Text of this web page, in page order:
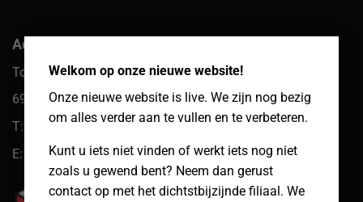
Welkom op onze nieuwe website!
Onze nieuwe website is live. We zijn nog bezig
om alles verder aan te vullen en te verbeteren.
Kunt u iets niet vinden of werkt iets nog niet
zoals u gewend bent? Neem dan gerust
contact op met het dichtstbijzijnde filiaal. We
Adres hoofdkantoor
Toekomst 10
6921 PW Duiven
T: 085 066 61 39
E: klantenservice@packcenter.nl